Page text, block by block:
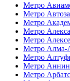
Метро
Метро
Метро
Метро
Метро
Метро Алма-
Метро
Метро
Метро